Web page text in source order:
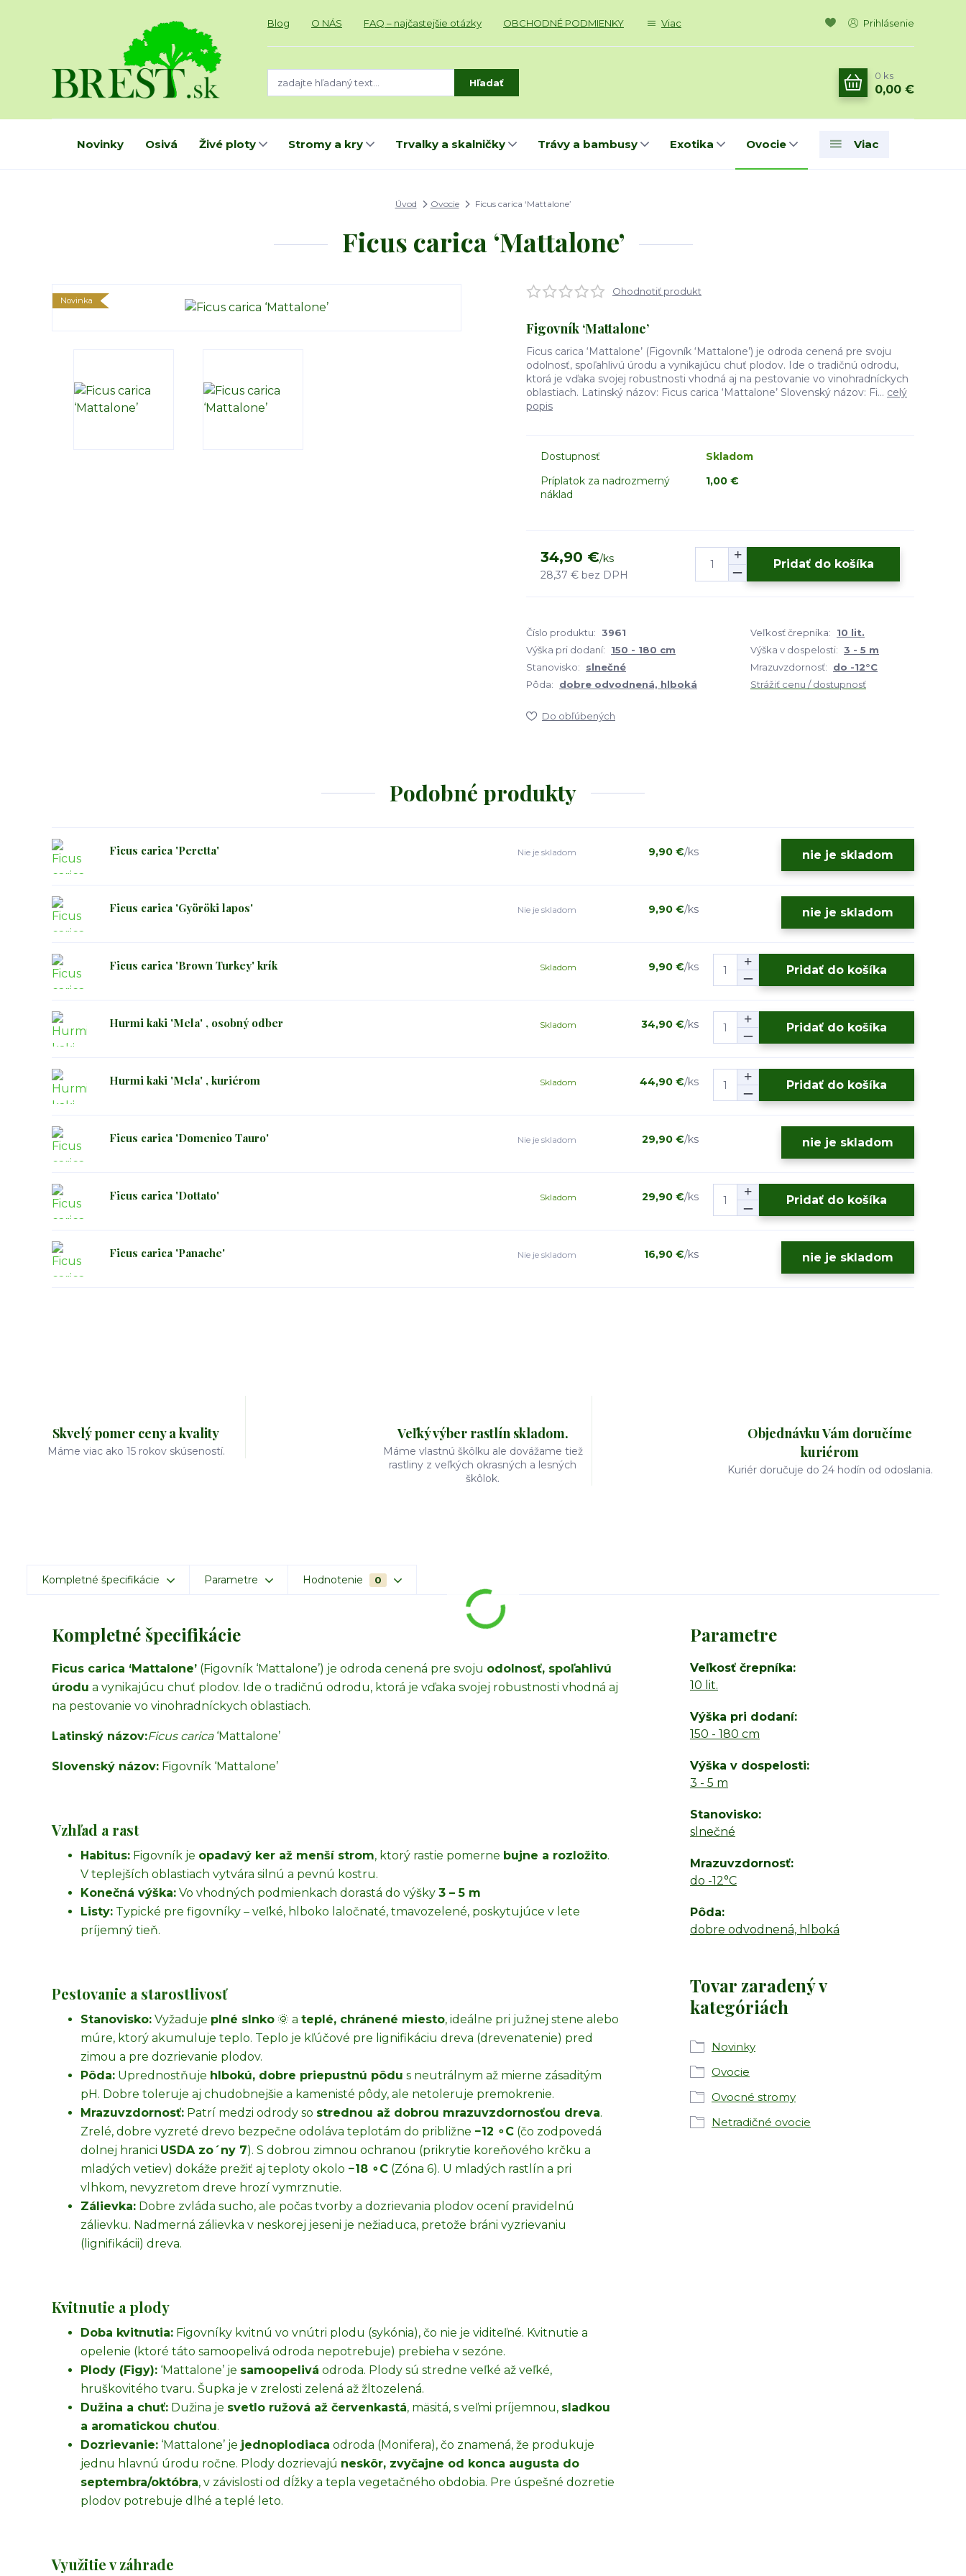
Blog O NÁS FAQ – najčastejšie otázky OBCHODNÉ PODMIENKY Viac Prihlásenie
Hľadať
0 ks
0,00 €
Novinky Osivá Živé ploty Stromy a kry Trvalky a skalničky Trávy a bambusy Exotika Ovocie Viac
Úvod Ovocie Ficus carica ‘Mattalone’
Ficus carica ‘Mattalone’
Novinka
Ohodnotiť produkt
Figovník ‘Mattalone’
Ficus carica ‘Mattalone’ (Figovník ‘Mattalone’) je odroda cenená pre svoju
odolnosť, spoľahlivú úrodu a vynikajúcu chuť plodov. Ide o tradičnú odrodu,
ktorá je vďaka svojej robustnosti vhodná aj na pestovanie vo vinohradníckych
oblastiach. Latinský názov: Ficus carica ‘Mattalone’ Slovenský názov: Fi... celý
popis
Dostupnosť
Skladom
Príplatok za nadrozmerný
náklad
1,00 €
34,90 €/ks
28,37 € bez DPH
Pridať do košíka
Číslo produktu: 3961 Veľkosť črepníka:
10 lit.
Výška pri dodaní:
150 - 180 cm Výška v dospelosti: 3 - 5 m
Stanovisko:
slnečné Mrazuvzdornosť:
do -12°C
Pôda:
dobre odvodnená, hlboká Strážiť cenu / dostupnosť
Do obľúbených
Podobné produkty
Ficus carica 'Peretta' 9,90 €/ks
Nie je skladom nie je skladom
Ficus carica 'Györöki lapos' 9,90 €/ks
Nie je skladom nie je skladom
Ficus carica 'Brown Turkey' krík 9,90 €/ks
Skladom Pridať do košíka
Hurmi kaki 'Mela' , osobný odber 34,90 €/ks
Skladom Pridať do košíka
Hurmi kaki 'Mela' , kuriérom 44,90 €/ks
Skladom Pridať do košíka
Ficus carica 'Domenico Tauro' 29,90 €/ks
Nie je skladom nie je skladom
Ficus carica 'Dottato' 29,90 €/ks
Skladom Pridať do košíka
Ficus carica 'Panache' 16,90 €/ks
Nie je skladom nie je skladom
Skvelý pomer ceny a kvality
Máme viac ako 15 rokov skúseností.
Veľký výber rastlín skladom.
Máme vlastnú škôlku ale dovážame tiež
rastliny z veľkých okrasných a lesných
škôlok.
Objednávku Vám doručíme
kuriérom
Kuriér doručuje do 24 hodín od odoslania.
Kompletné špecifikácie Parametre Hodnotenie 0
Kompletné špecifikácie
Ficus carica ‘Mattalone’ (Figovník ‘Mattalone’) je odroda cenená pre svoju odolnosť, spoľahlivú
úrodu a vynikajúcu chuť plodov. Ide o tradičnú odrodu, ktorá je vďaka svojej robustnosti vhodná aj
na pestovanie vo vinohradníckych oblastiach.
Latinský názov:Ficus carica‘Mattalone’
Slovenský názov: Figovník ‘Mattalone’
Vzhľad a rast
Habitus: Figovník je opadavý ker až menší strom, ktorý rastie pomerne bujne a rozložito.
V teplejších oblastiach vytvára silnú a pevnú kostru.
Konečná výška: Vo vhodných podmienkach dorastá do výšky 3 –5 m
Listy: Typické pre figovníky – veľké, hlboko laločnaté, tmavozelené, poskytujúce v lete
príjemný tieň.
Pestovanie a starostlivosť
Stanovisko: Vyžaduje plné slnko 🌞 a teplé, chránené miesto, ideálne pri južnej stene alebo
múre, ktorý akumuluje teplo. Teplo je kľúčové pre lignifikáciu dreva (drevenatenie) pred
zimou a pre dozrievanie plodov.
Pôda: Uprednostňuje hlbokú, dobre priepustnú pôdu s neutrálnym až mierne zásaditým
pH. Dobre toleruje aj chudobnejšie a kamenisté pôdy, ale netoleruje premokrenie.
Mrazuvzdornosť: Patrí medzi odrody so strednou až dobrou mrazuvzdornosťou dreva.
Zrelé, dobre vyzreté drevo bezpečne odoláva teplotám do približne −12 ∘ C(čo zodpovedá
dolnej hranici USDA zoˊny 7). S dobrou zimnou ochranou (prikrytie koreňového krčku a
mladých vetiev) dokáže prežiť aj teploty okolo −18 ∘ C(Zóna 6). U mladých rastlín a pri
vlhkom, nevyzretom dreve hrozí vymrznutie.
Zálievka: Dobre zvláda sucho, ale počas tvorby a dozrievania plodov ocení pravidelnú
zálievku. Nadmerná zálievka v neskorej jeseni je nežiaduca, pretože bráni vyzrievaniu
(lignifikácii) dreva.
Kvitnutie a plody
Doba kvitnutia: Figovníky kvitnú vo vnútri plodu (sykónia), čo nie je viditeľné. Kvitnutie a
opelenie (ktoré táto samoopelivá odroda nepotrebuje) prebieha v sezóne.
Plody (Figy): ‘Mattalone’ je samoopelivá odroda. Plody sú stredne veľké až veľké,
hruškovitého tvaru. Šupka je v zrelosti zelená až žltozelená.
Dužina a chuť: Dužina je svetlo ružová až červenkastá, mäsitá, s veľmi príjemnou, sladkou
a aromatickou chuťou.
Dozrievanie: ‘Mattalone’ je jednoplodiaca odroda (Monifera), čo znamená, že produkuje
jednu hlavnú úrodu ročne. Plody dozrievajú neskôr, zvyčajne od konca augusta do
septembra/októbra, v závislosti od dĺžky a tepla vegetačného obdobia. Pre úspešné dozretie
plodov potrebuje dlhé a teplé leto.
Využitie v záhrade
Parametre
Veľkosť črepníka
10 lit.
Výška pri dodaní
150 - 180 cm
Výška v dospelosti
3 - 5 m
Stanovisko
slnečné
Mrazuvzdornosť
do -12°C
Pôda
dobre odvodnená, hlboká
Tovar zaradený v
kategóriách
Novinky
Ovocie
Ovocné stromy
Netradičné ovocie